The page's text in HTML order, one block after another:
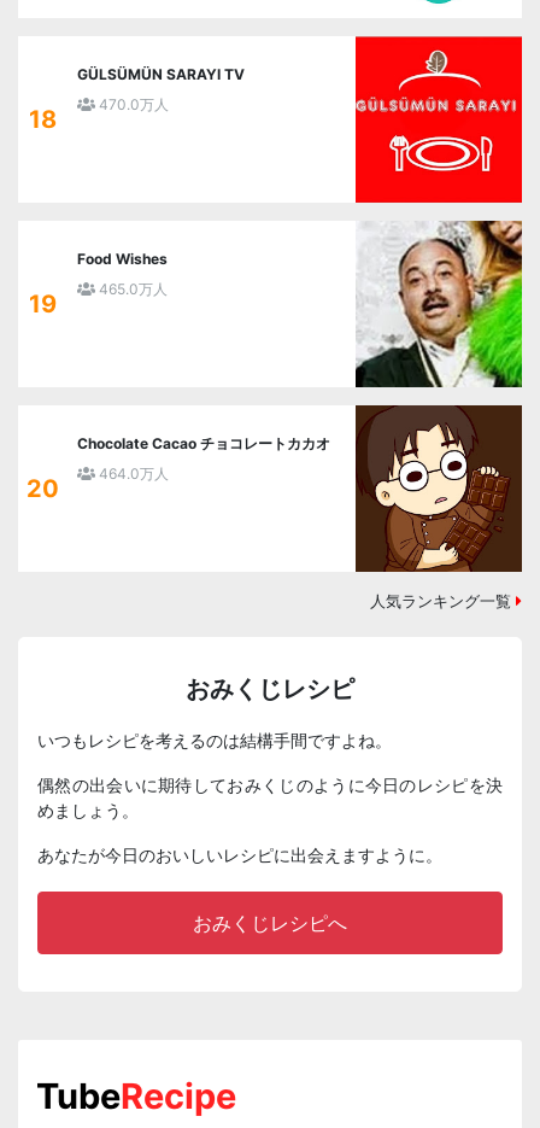
18
GÜLSÜMÜN SARAYI TV
470.0万人
19
Food Wishes
465.0万人
20
Chocolate Cacao チョコレートカカオ
464.0万人
人気ランキング一覧
おみくじレシピ
いつもレシピを考えるのは結構手間ですよね。
偶然の出会いに期待しておみくじのように今日のレシピを決
めましょう。
あなたが今日のおいしいレシピに出会えますように。
おみくじレシピへ
TubeRecipe